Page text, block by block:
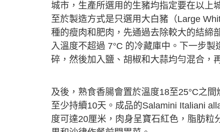
城市，生產所選用的生豬均指定要在以上
至於製造方式是只選用大白豬（Large
種的瘦肉和肥肉，先通過去除較大的結締
入溫度不超過 7°C 的冷藏庫中。下一步
碎，然後加入鹽、胡椒和大蒜均勻混合，
及後，熟食香腸會置於溫度18至25°C之
至少持續10天。成品的Salamini Italiani
度可達20厘米，肉身呈寶石紅色，脂肪